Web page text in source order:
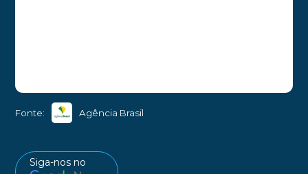
Fonte: Agência Brasil
Siga-nos no